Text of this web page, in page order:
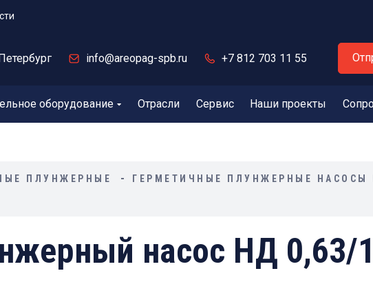
info@areopag-spb.ru +7 812 703 11 55
оборудование Отрасли Сервис Наши проекты
ПЛУНЖЕРНЫЕ ГЕРМЕТИЧНЫЕ ПЛУНЖЕРНЫЕ НАСОСЫ
насос НД 0,63/